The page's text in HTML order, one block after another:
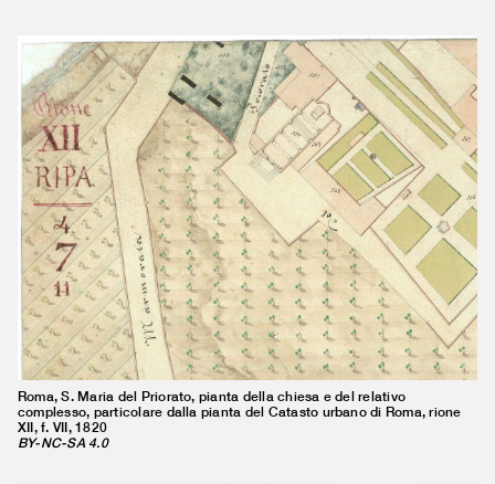
Roma, S. Maria del Priorato, pianta della chiesa e del relativo
complesso, particolare dalla pianta del Catasto urbano di Roma, rione
XII, f. VII, 1820
BY-NC-SA 4.0